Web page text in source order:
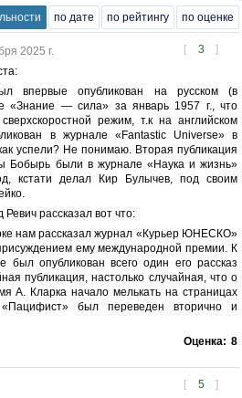
по дате по рейтингу по оценке
[ 3 ]
2025 г.
впервые опубликован на русском (в
«Знание — сила» за январь 1957 г., что
режим, т.к на английском
в журнале «Fantastic Universe» в
успели? Не понимаю. Вторая публикация
Бобырь были в журнале «Наука и жизнь»
кстати делал Кир Булычев, под своим
рассказал вот что:
нам рассказал журнал «Курьер ЮНЕСКО»
ему международной премии. К
опубликован всего один его рассказ
публикация, настолько случайная, что о
А. Кларка начало мелькать на страницах
был переведен вторично и
Оценка: 8
[ 5 ]